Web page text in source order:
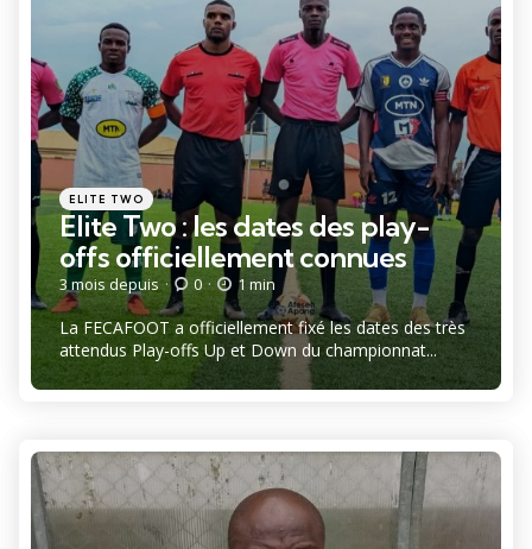
Catégories
Posté
dans
ELITE TWO
Elite Two : les dates des play-
offs officiellement connues
3 mois depuis 0 1 min
La FECAFOOT a officiellement fixé les dates des très
attendus Play-offs Up et Down du championnat...